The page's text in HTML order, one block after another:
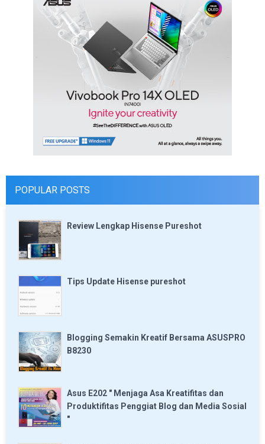
POPULAR POSTS
Review Lengkap Hisense Pureshot
Tips Update Hisense pureshot
Blogging Semakin Kreatif Bersama ASUSPRO
B8230
Asus E202 " Menjaga Asa Kreatifitas dan
Produktifitas Penggiat Blog dan Media Sosial
"